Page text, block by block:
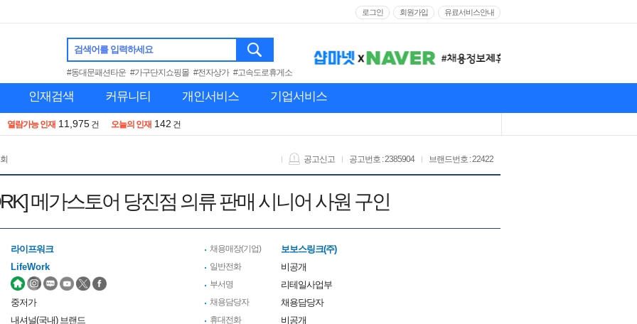
로그인 회원가입 유료서비스안내
검색어를 입력하세요
#동대문패션타운 #가구단지쇼핑몰 #전자상가 #고속도로휴게소
인재검색 커뮤니티 개인서비스 기업서비스
열람가능 인재 11,975 건 오늘의 인재 142 건
브랜드번호 : 22422
공고번호 : 2385904
공고신고
메가스토어 당진점 의류 판매 시니어 사원 구인
라이프워크
LifeWork
중저가
내셔널(국내) 브랜드
채용매장(기업) 보보스링크(주)
일반전화 비공개
부서명 리테일사업부
채용담당자 채용담당자
휴대전화 비공개